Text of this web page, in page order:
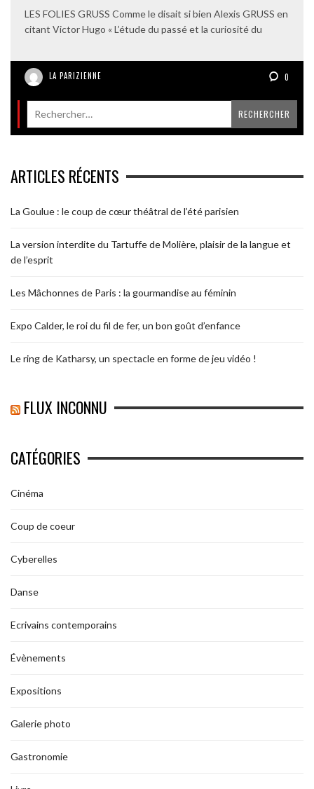
LES FOLIES GRUSS Comme le disait si bien Alexis GRUSS en
citant Victor Hugo « L’étude du passé et la curiosité du
LA PARIZIENNE 0
ARTICLES RÉCENTS
La Goulue : le coup de cœur théâtral de l’été parisien
La version interdite du Tartuffe de Molière, plaisir de la langue et
de l’esprit
Les Mâchonnes de Paris : la gourmandise au féminin
Expo Calder, le roi du fil de fer, un bon goût d’enfance
Le ring de Katharsy, un spectacle en forme de jeu vidéo !
FLUX INCONNU
CATÉGORIES
Cinéma
Coup de coeur
Cyberelles
Danse
Ecrivains contemporains
Évènements
Expositions
Galerie photo
Gastronomie